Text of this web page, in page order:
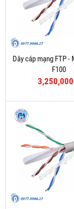
Dây cáp mạng FTP -
F100